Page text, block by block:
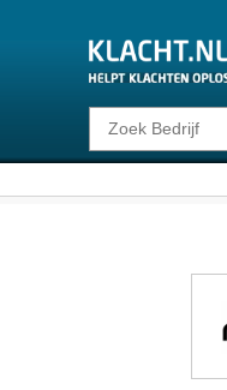
Klacht melden